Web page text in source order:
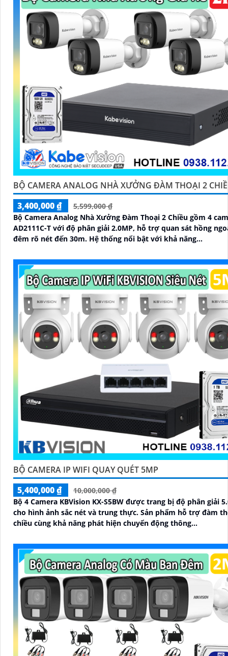
BỘ CAMERA ANALOG NHÀ XƯỞNG ĐÀM THOẠI 2
3,400,000 ₫
5,599,000 ₫
Bộ Camera Analog Nhà Xưởng Đàm Thoại 2 Chiều gồm 4
AD2111C-T với độ phân giải 2.0MP, hỗ trợ quan sát hồng
đêm rõ nét đến 30m. Hệ thống nổi bật với khả năng...
BỘ CAMERA IP WIFI QUAY QUÉT 5MP
5,400,000 ₫
10,000,000 ₫
Bộ 4 Camera KBVision KX-S5BW được trang bị độ phân giải
cho hình ảnh sắc nét và trung thực. Sản phẩm hỗ trợ đàm thoại hai
chiều cùng khả năng phát hiện chuyển động thông...